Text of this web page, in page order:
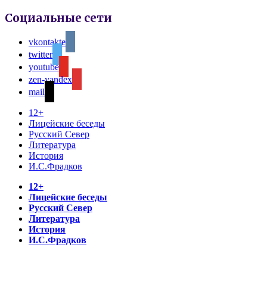
Социальные сети
vkontakte
twitter
youtube
zen-yandex
mail
12+
Лицейские беседы
Русский Север
Литература
История
И.С.Фрадков
12+
Лицейские беседы
Русский Север
Литература
История
И.С.Фрадков